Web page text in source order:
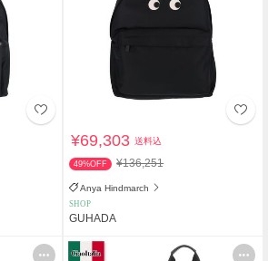
¥69,303送料込
49%OFF ¥136,251
Anya Hindmarch
SHOP
GUHADA